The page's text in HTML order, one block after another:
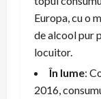
Europa, cu o
de alcool pur
locuitor.
În lume:
2016,